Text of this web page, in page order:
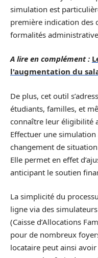
simulation est
première indication des
formalités
A lire en complément :
l'augmentation du
De plus, cet outil
étudiants, familles, et
connaître leur éligibilité
Effectuer une
changement de
Elle permet en effet
anticipant le soutien
La simplicité du
ligne via des
(Caisse d’Allocations
pour de nombreux
locataire peut ainsi